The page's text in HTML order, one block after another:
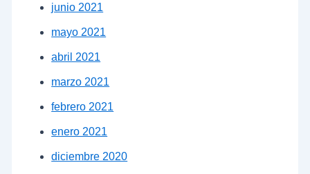
junio 2021
mayo 2021
abril 2021
marzo 2021
febrero 2021
enero 2021
diciembre 2020